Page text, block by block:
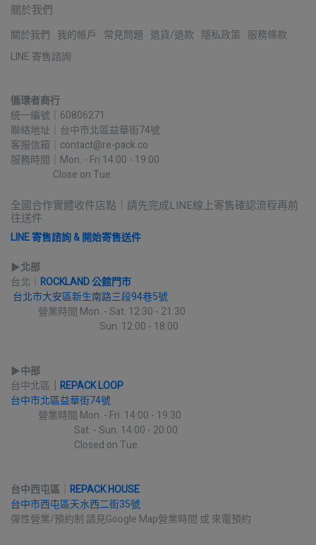
關於我們
關於我們 我的帳戶 常見問題 退貨/退款 隱私政策 服務條款
LINE 寄售諮詢
循環者商行
統一編號｜60806271
聯絡地址｜台中市北區益華街74號
客服信箱｜contact@re-pack.co
服務時間｜Mon. - Fri 14:00 - 19:00
Close on Tue.
全國合作實體收件店點｜請先完成LINE線上寄售確認流程再前
往送件
LINE 寄售諮詢 & 開始寄售送件
▶︎北部
台北｜ ROCKLAND 公館門市
台北市大安區新生南路三段94巷5號
營業時間 Mon. - Sat. 12:30 - 21:30
Sun. 12:00 - 18:00
▶︎中部
台中北區
REPACK LOOP
台中市北區益華街74號
營業時間 Mon. - Fri. 14:00 - 19:30
Sat. - Sun. 14:00 - 20:00
Closed on Tue.
台中西屯區
REPACK HOUSE
台中市西屯區天水西二街35號
彈性營業/預約制 請見Google Map營業時間 或 來電預約